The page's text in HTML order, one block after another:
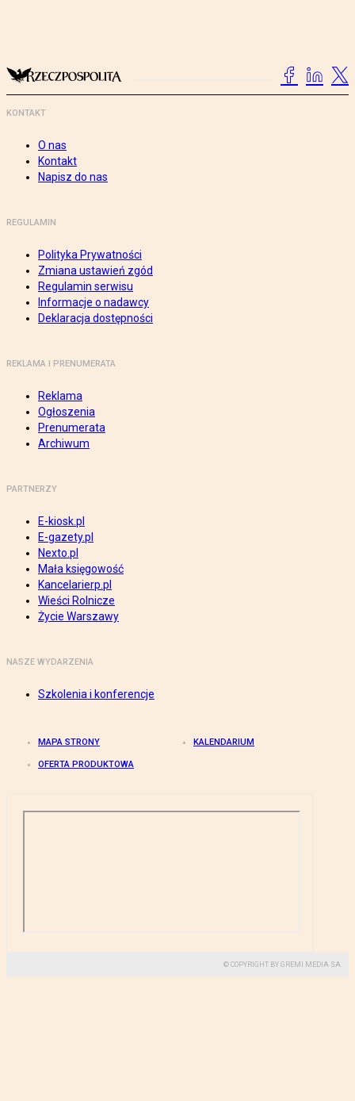
KONTAKT
O nas
Kontakt
Napisz do nas
REGULAMIN
Polityka Prywatności
Zmiana ustawień zgód
Regulamin serwisu
Informacje o nadawcy
Deklaracja dostępności
REKLAMA I PRENUMERATA
Reklama
Ogłoszenia
Prenumerata
Archiwum
PARTNERZY
E-kiosk.pl
E-gazety.pl
Nexto.pl
Mała księgowość
Kancelarierp.pl
Wieści Rolnicze
Życie Warszawy
NASZE WYDARZENIA
Szkolenia i konferencje
MAPA STRONY KALENDARIUM
OFERTA PRODUKTOWA
© COPYRIGHT BY GREMI MEDIA SA